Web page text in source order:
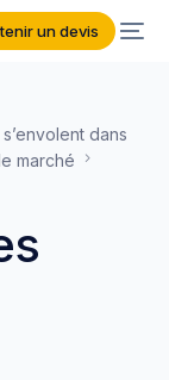
un devis
dans
marché